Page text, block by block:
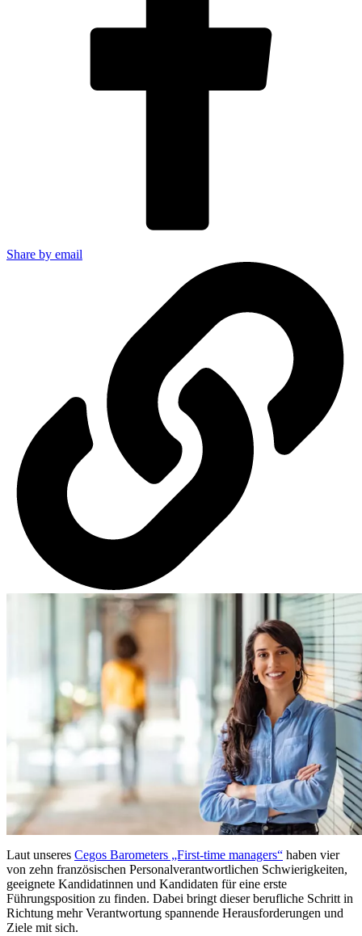
Share by email
Laut unseres Cegos Barometers „First-time managers“ haben vier
von zehn französischen Personalverantwortlichen Schwierigkeiten,
geeignete Kandidatinnen und Kandidaten für eine erste
Führungsposition zu finden. Dabei bringt dieser berufliche Schritt in
Richtung mehr Verantwortung spannende Herausforderungen und
Ziele mit sich.